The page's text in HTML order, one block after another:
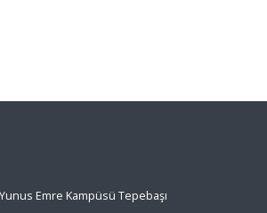
Emre Kampüsü Tepebaşı